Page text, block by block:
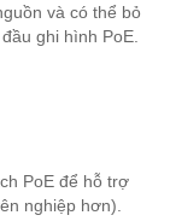
và có thể bỏ
ghi hình PoE.
PoE để hỗ trợ
nghiệp hơn).